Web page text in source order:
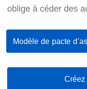
oblige à céder des
Modèle de pacte